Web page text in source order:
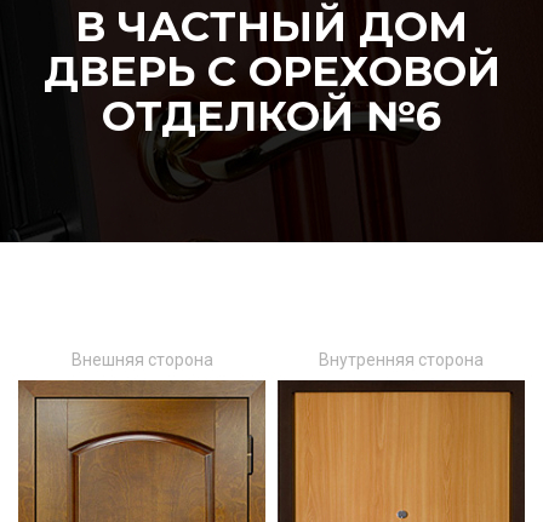
В ЧАСТНЫЙ ДОМ
ДВЕРЬ С ОРЕХОВОЙ
ОТДЕЛКОЙ №6
Внешняя сторона Внутренняя сторона